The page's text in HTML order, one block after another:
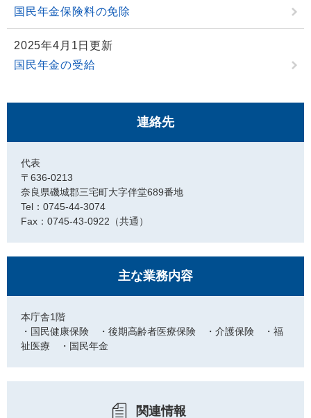
国民年金保険料の免除
2025年4月1日更新
国民年金の受給
連絡先
代表
〒636-0213
奈良県磯城郡三宅町大字伴堂689番地
Tel：0745-44-3074
Fax：0745-43-0922（共通）
主な業務内容
本庁舎1階
・国民健康保険 ・後期高齢者医療保険 ・介護保険 ・福
祉医療 ・国民年金
関連情報